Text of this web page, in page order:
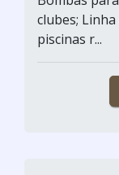
clubes;
piscinas r...